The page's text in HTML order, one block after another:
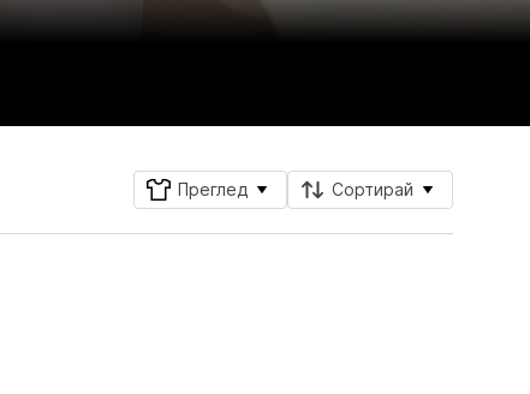
Преглед Сортирай